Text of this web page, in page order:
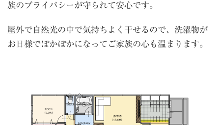
族のプライバシーが守られて安心です。
屋外で自然光の中で気持ちよく干せるので、洗濯物が
お日様でぽかぽかになってご家族の心も温まります。